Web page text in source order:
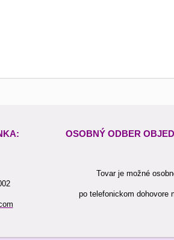
OSOBNÝ ODBER
Tovar je možné
po telefonickom dohovore